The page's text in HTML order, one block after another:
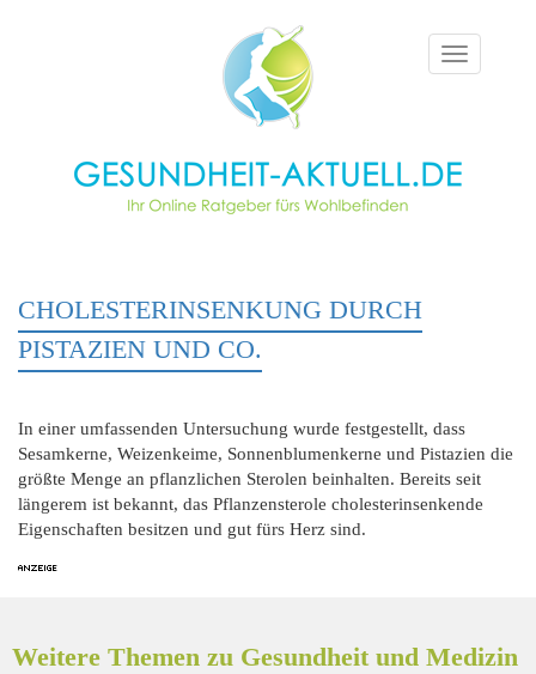
Toggle
navigation
CHOLESTERINSENKUNG DURCH
PISTAZIEN UND CO.
In einer umfassenden Untersuchung wurde festgestellt, dass
Sesamkerne, Weizenkeime, Sonnenblumenkerne und Pistazien die
größte Menge an pflanzlichen Sterolen beinhalten. Bereits seit
längerem ist bekannt, das Pflanzensterole cholesterinsenkende
Eigenschaften besitzen und gut fürs Herz sind.
Weitere Themen zu Gesundheit und Medizin